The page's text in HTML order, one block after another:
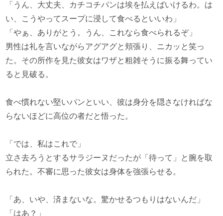
「うん、大丈夫、カチコチパンは埃を払えばいけるわ。は
い、こうやってスープに浸して食べるといいわ」
「やぁ、ありがとう。うん、これなら食べられるぞ」
男性は礼を言いながらアグアグと頬張り、ニカッと笑っ
た。その所作を見た彼女はワザと粗雑そうに振る舞ってい
ると見破る。
食べ慣れない堅いパンといい、彼は身分を隠さなければな
らないほどに高位の者だと悟った。
「では、私はこれで」
立さ去ろうとするサラジーヌだったが「待って」と腕を取
られた。不審に思った彼女は身体を強張らせる。
「あ、いや、済まないな。驚かせるつもりはないんだ」
「はあ？」